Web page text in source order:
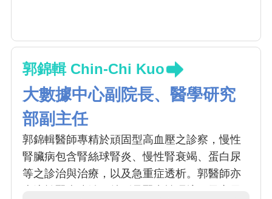
郭錦輯 Chin-Chi Kuo
大數據中心副院長、醫學研究
部副主任
郭錦輯醫師專精於頑固型高血壓之診察，慢性
腎臟病包含腎絲球腎炎、慢性腎衰竭、蛋白尿
等之診治與治療，以及急重症透析。郭醫師亦